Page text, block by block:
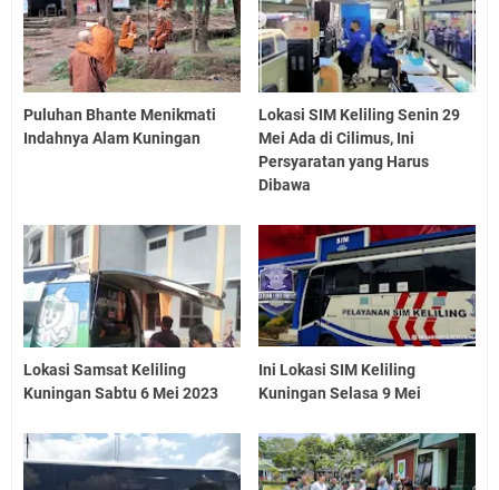
Puluhan Bhante Menikmati
Indahnya Alam Kuningan
Lokasi SIM Keliling Senin 29
Mei Ada di Cilimus, Ini
Persyaratan yang Harus
Dibawa
Lokasi Samsat Keliling
Kuningan Sabtu 6 Mei 2023
Ini Lokasi SIM Keliling
Kuningan Selasa 9 Mei